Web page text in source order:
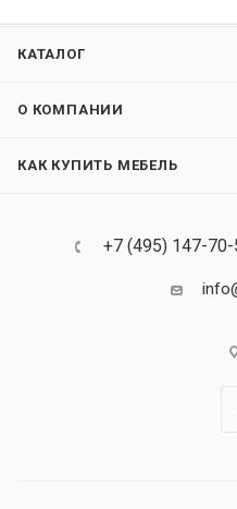
КАТАЛОГ
О КОМПАНИИ
КАК КУПИТЬ МЕБЕЛЬ
+7 (495) 147-70-